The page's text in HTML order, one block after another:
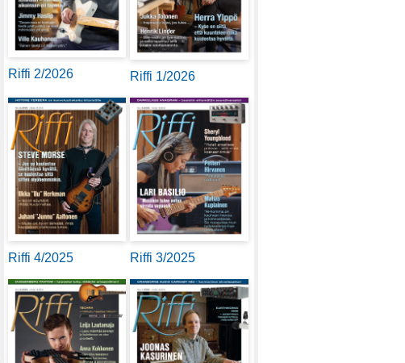
Riffi 2/2026 Riffi 1/2026
Riffi 4/2025 Riffi 3/2025